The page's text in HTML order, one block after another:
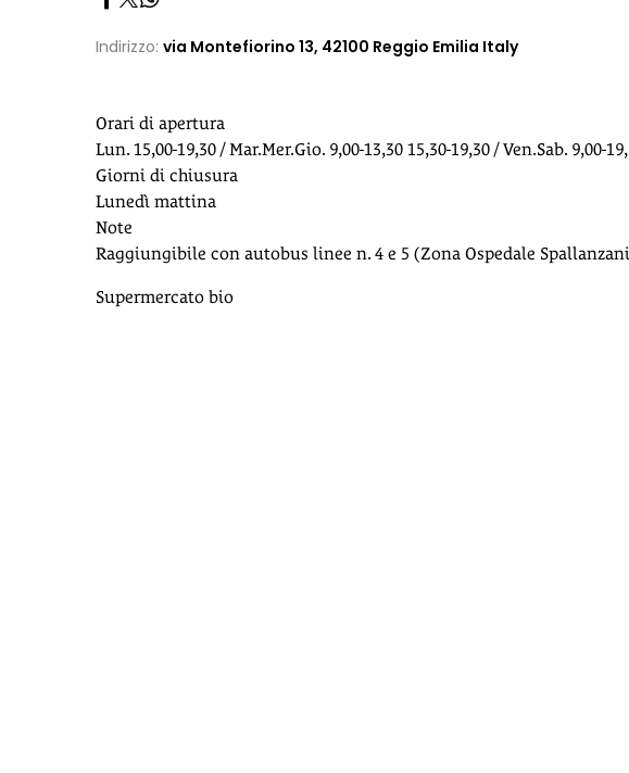
Indirizzo: via Montefiorino 13, 42100 Reggio Emilia Italy
Orari di apertura
Lun. 15,00-19,30 / Mar.Mer.Gio. 9,00-13,30 15,30-19,30 / Ven.Sab. 9,00-
Giorni di chiusura
Lunedì mattina
Note
Raggiungibile con autobus linee n. 4 e 5 (Zona Ospedale
Supermercato bio